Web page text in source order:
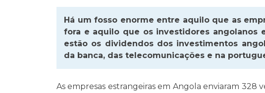
Há um fosso enorme entre aquilo que as
fora e aquilo que os investidores angolanos
estão os dividendos dos investimentos
da banca, das telecomunicações e na
As empresas estrangeiras em Angola enviaram 328